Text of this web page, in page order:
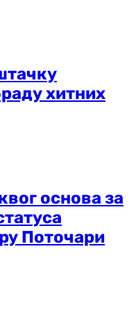
хитних
основа за
Поточари